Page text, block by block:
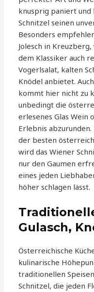
knusprig paniert
Schnitzel seinen
Besonders
Jolesch in
dem Klassiker auch
Vogerlsalat, kalten
Knödel anbietet.
kommt hier nicht zu
unbedingt die
erlesenes Glas Wein
Erlebnis
der besten
wird das Wiener
nur den Gaumen
eines jeden
höher schlagen lässt.
Gulasch,
Österreichische
kulinarische
traditionellen
Schnitzel, die jeden